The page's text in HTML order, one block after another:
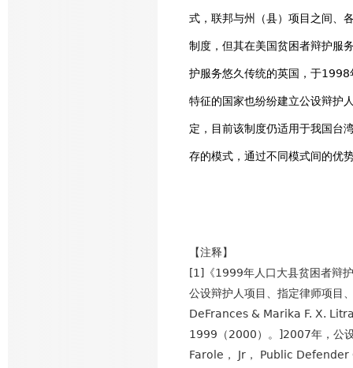
式，联邦与州（县）项目之间、
制度，但其在美国贫困者辩护服
护服务悠久传统的英国，于1998
特征的国家也纷纷建立公设辩护
定，目前该制度仍适用于我国台
存的模式，通过不同模式间的优
【注释】
[1]《1999年人口大县贫困者辩
公设辩护人项目、指定律师项目
DeFrances & Marika F. X.
1999（2000）。]2007年，公
Farole， Jr， Public